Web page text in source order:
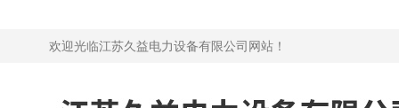
欢迎光临江苏久益电力设备有限公司网站！